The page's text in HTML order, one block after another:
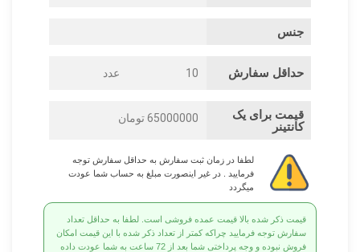
جنس
حداقل سفارش 10 عدد
قیمت برای یک
کانتینر
65000000 تومان
لطفا در زمان ثبت سفارش به حداقل سفارش توجه
فرمایید . در غیر اینصورت مبلغ به حساب شما عودت
میگردد
قیمت ذکر شده بالا قیمت عمده فروشی است. لطفا به حداقل تعداد
سفارش توجه فرمایید چراکه کمتر از تعداد ذکر شده با این قیمت امکان
فروش نبوده و وجه پرداختی شما بعد از 72 ساعت به شما عودت داده